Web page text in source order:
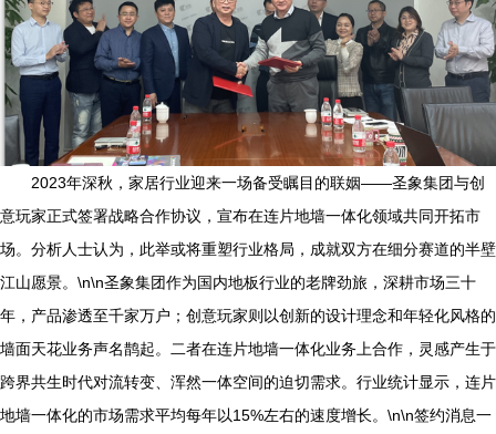
2023年深秋，家居行业迎来一场备受瞩目的联姻——圣象集团与创
意玩家正式签署战略合作协议，宣布在连片地墙一体化领域共同开拓市
场。分析人士认为，此举或将重塑行业格局，成就双方在细分赛道的半壁
江山愿景。\n\n圣象集团作为国内地板行业的老牌劲旅，深耕市场三十
年，产品渗透至千家万户；创意玩家则以创新的设计理念和年轻化风格的
墙面天花业务声名鹊起。二者在连片地墙一体化业务上合作，灵感产生于
跨界共生时代对流转变、浑然一体空间的迫切需求。行业统计显示，连片
地墙一体化的市场需求平均每年以15%左右的速度增长。\n\n签约消息一